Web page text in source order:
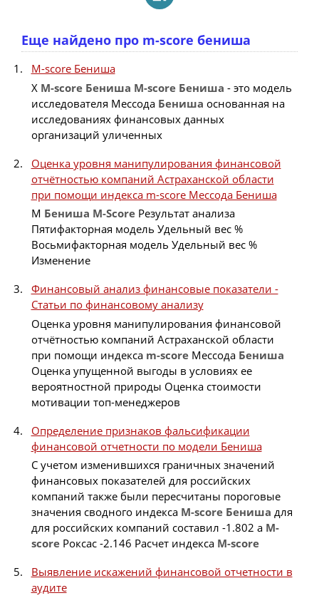
Еще найдено про m-score бениша
M-score Бениша
X M-score Бениша M-score Бениша - это модель
исследователя Мессода Бениша основанная на
исследованиях финансовых данных
организаций уличенных
Оценка уровня манипулирования финансовой
отчётностью компаний Астраханской области
при помощи индекса m-score Мессода Бениша
М Бениша M-ScoreРезультат анализа
Пятифакторная модель Удельный вес %
Восьмифакторная модель Удельный вес %
Изменение
Финансовый анализ финансовые показатели -
Статьи по финансовому анализу
Оценка уровня манипулирования финансовой
отчётностью компаний Астраханской области
при помощи индекса m-scoreМессода Бениша
Оценка упущенной выгоды в условиях ее
вероятностной природы Оценка стоимости
мотивации топ-менеджеров
Определение признаков фальсификации
финансовой отчетности по модели Бениша
С учетом изменившихся граничных значений
финансовых показателей для российских
компаний также были пересчитаны пороговые
значения сводного индекса M-score Бениша для
для российских компаний составил -1.802 а M-
scoreРоксас -2.146 Расчет индекса M-score
Выявление искажений финансовой отчетности в
аудите